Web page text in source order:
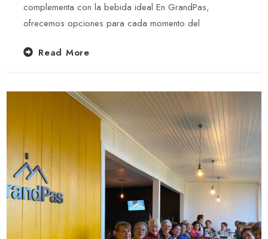
complementa con la bebida ideal En GrandPas,
ofrecemos opciones para cada momento del
Read More